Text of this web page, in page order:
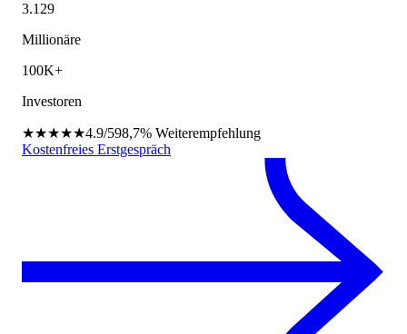
3.129
Millionäre
100K+
Investoren
★★★★★4.9/598,7% Weiterempfehlung
Kostenfreies Erstgespräch